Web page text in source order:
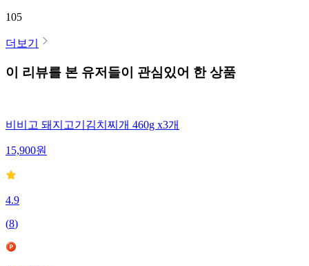
105
더보기
이 리뷰를 본 유저들이 관심있어 한 상품
비비고 돼지고기김치찌개 460g x3개
15,900원
4.9
(8)